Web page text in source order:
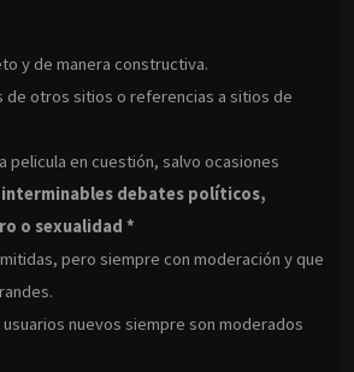
y de manera constructiva.
de otros sitios o referencias a sitios de
pelicula en cuestión, salvo ocasiones
interminables debates políticos,
o sexualidad *
pero siempre con moderación y que
nuevos siempre son moderados